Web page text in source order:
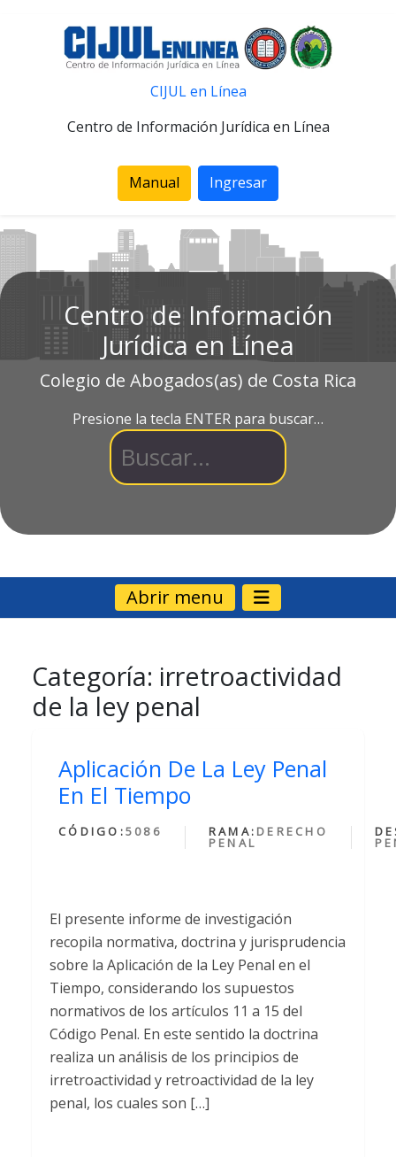
CIJUL en Línea
Centro de Información Jurídica en Línea
Manual Ingresar
Centro de Información
Jurídica en Línea
Colegio de Abogados(as) de Costa Rica
Presione la tecla ENTER para buscar…
Abrir menu
Categoría: irretroactividad
de la ley penal
Aplicación De La Ley Penal
En El Tiempo
CÓDIGO:5086 RAMA: DERECHO
PENAL
El presente informe de investigación
recopila normativa, doctrina y jurisprudencia
sobre la Aplicación de la Ley Penal en el
Tiempo, considerando los supuestos
normativos de los artículos 11 a 15 del
Código Penal. En este sentido la doctrina
realiza un análisis de los principios de
irretroactividad y retroactividad de la ley
penal, los cuales son […]